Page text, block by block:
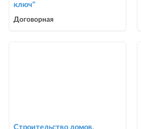
ключ"
Договорная